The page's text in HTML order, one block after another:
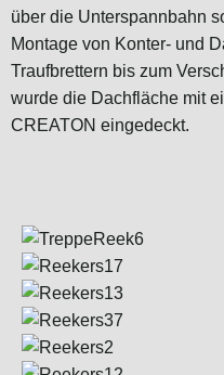
über die Unterspannbahn
Montage von Konter- und
Traufbrettern bis zum
wurde die Dachfläche mit
CREATON eingedeckt.